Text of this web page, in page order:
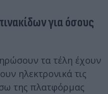
για όσους
τα τέλη έχουν
ηλεκτρονικά τις
της πλατφόρμας